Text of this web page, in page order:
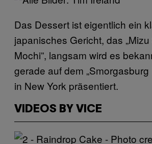
Das Dessert ist eigentlich ein
japanisches Gericht, das
Mochi”, langsam wird es
gerade auf dem „Smorgasburg
in New York präsentiert.
VIDEOS BY VICE